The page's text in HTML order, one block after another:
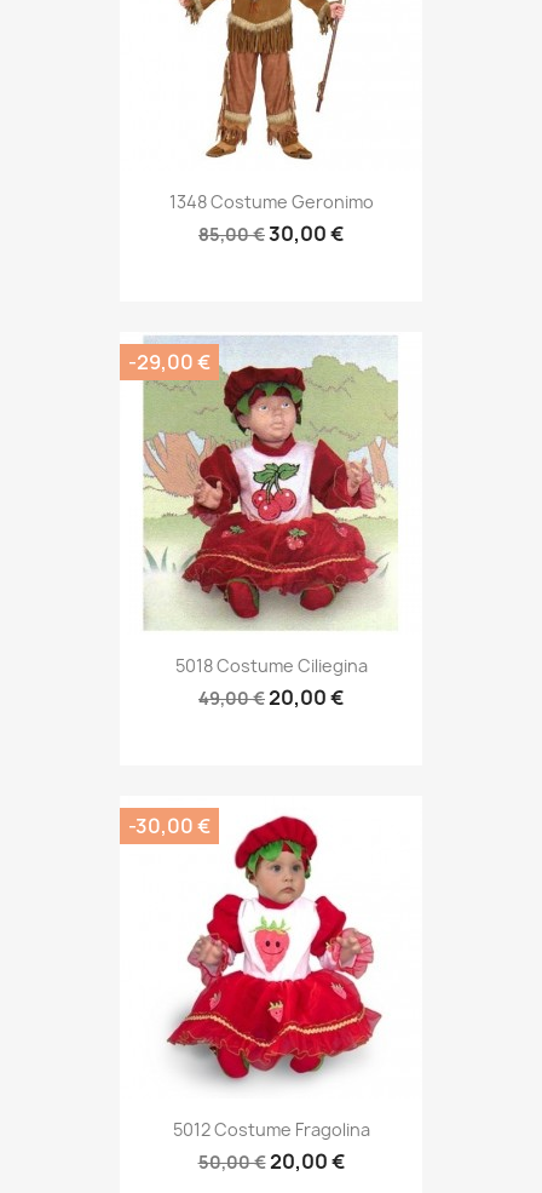
1348 Costume Geronimo
85,00 €30,00 €
5018 Costume Ciliegina
49,00 €20,00 €
-29,00 €
5012 Costume Fragolina
50,00 €20,00 €
-30,00 €